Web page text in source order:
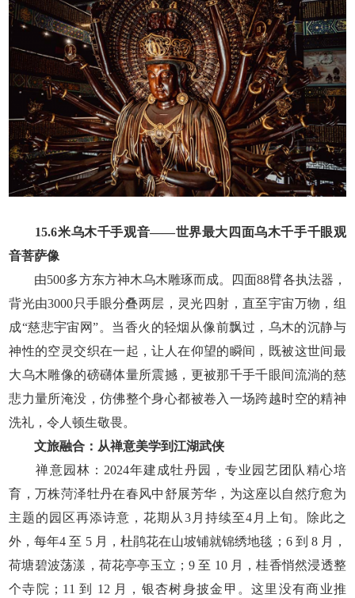
15.6米乌木千手观音——世界最大四面乌木千手千眼观
音菩萨像
由500多方东方神木乌木雕琢而成。四面88臂各执法器，
背光由3000只手眼分叠两层，灵光四射，直至宇宙万物，组
成“慈悲宇宙网”。当香火的轻烟从像前飘过，乌木的沉静与
神性的空灵交织在一起，让人在仰望的瞬间，既被这世间最
大乌木雕像的磅礴体量所震撼，更被那千手千眼间流淌的慈
悲力量所淹没，仿佛整个身心都被卷入一场跨越时空的精神
洗礼，令人顿生敬畏。
文旅融合：从禅意美学到江湖武侠
禅意园林：2024年建成牡丹园，专业园艺团队精心培
育，万株菏泽牡丹在春风中舒展芳华，为这座以自然疗愈为
主题的园区再添诗意，花期从3月持续至4月上旬。除此之
外，每年4 至 5 月，杜鹃花在山坡铺就锦绣地毯；6 到 8 月，
荷塘碧波荡漾，荷花亭亭玉立；9 至 10 月，桂香悄然浸透整
个寺院；11 到 12 月，银杏树身披金甲。这里没有商业推